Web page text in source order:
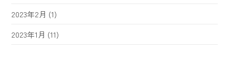
2023年2月 (1)
2023年1月 (11)